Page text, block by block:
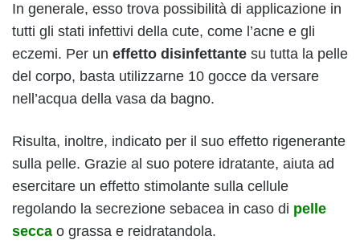
In generale, esso trova possibilità di applicazione in
tutti gli stati infettivi della cute, come l’acne e gli
eczemi. Per un effetto disinfettante su tutta la pelle
del corpo, basta utilizzarne 10 gocce da versare
nell’acqua della vasa da bagno.
Risulta, inoltre, indicato per il suo effetto rigenerante
sulla pelle. Grazie al suo potere idratante, aiuta ad
esercitare un effetto stimolante sulla cellule
regolando la secrezione sebacea in caso di pelle
secca o grassa e reidratandola.